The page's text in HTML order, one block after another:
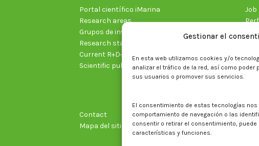
Gestionar el
En esta web utilizamos cookies y/o
analizar el tráfico de la red, así como
sus usuarios o promover sus servicios.
El consentimiento de estas tecnologías
comportamiento de navegación o las
consentir o retirar el consentimiento,
características y funciones.
Portal científico iMarina
Research areas
Grupos de investigación
Research staff
Current R+D+I projects
Scientific publications
Job
Contact
Mapa del sitio web